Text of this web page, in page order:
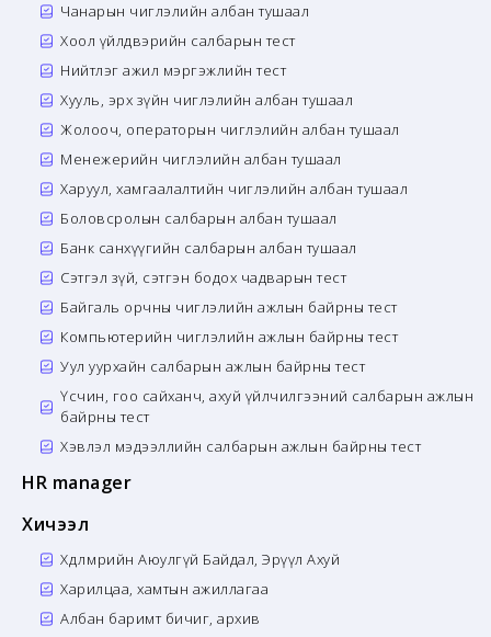
Чанарын чиглэлийн албан тушаал
Хоол үйлдвэрийн салбарын тест
Нийтлэг ажил мэргэжлийн тест
Хууль, эрх зүйн чиглэлийн албан тушаал
Жолооч, операторын чиглэлийн албан тушаал
Менежерийн чиглэлийн албан тушаал
Харуул, хамгаалалтийн чиглэлийн албан тушаал
Боловсролын салбарын албан тушаал
Банк санхүүгийн салбарын албан тушаал
Сэтгэл зүй, сэтгэн бодох чадварын тест
Байгаль орчны чиглэлийн ажлын байрны тест
Компьютерийн чиглэлийн ажлын байрны тест
Уул уурхайн салбарын ажлын байрны тест
Үсчин, гоо сайханч, ахуй үйлчилгээний салбарын ажлын
байрны тест
Хэвлэл мэдээллийн салбарын ажлын байрны тест
HR manager
Хичээл
Хөдөлмөрийн Аюулгүй Байдал, Эрүүл Ахуй
Харилцаа, хамтын ажиллагаа
Албан баримт бичиг, архив